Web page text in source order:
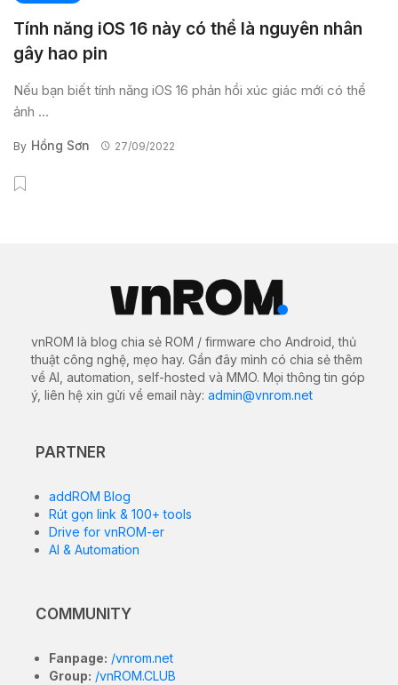
Tính năng iOS 16 này có thể là nguyên nhân
gây hao pin
Nếu bạn biết tính năng iOS 16 phản hồi xúc giác mới có thể
ảnh ...
By Hồng Sơn 27/09/2022
vnROM là blog chia sẻ ROM / firmware cho Android, thủ
thuật công nghệ, mẹo hay. Gần đây mình có chia sẻ thêm
về AI, automation, self-hosted và MMO. Mọi thông tin góp
ý, liên hệ xin gửi về email này: admin@vnrom.net
PARTNER
addROM Blog
Rút gọn link & 100+ tools
Drive for vnROM-er
AI & Automation
COMMUNITY
Fanpage: /vnrom.net
Group: /vnROM.CLUB